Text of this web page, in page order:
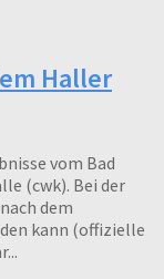
Haller
vom Bad
(cwk). Bei der
dem
kann (offizielle